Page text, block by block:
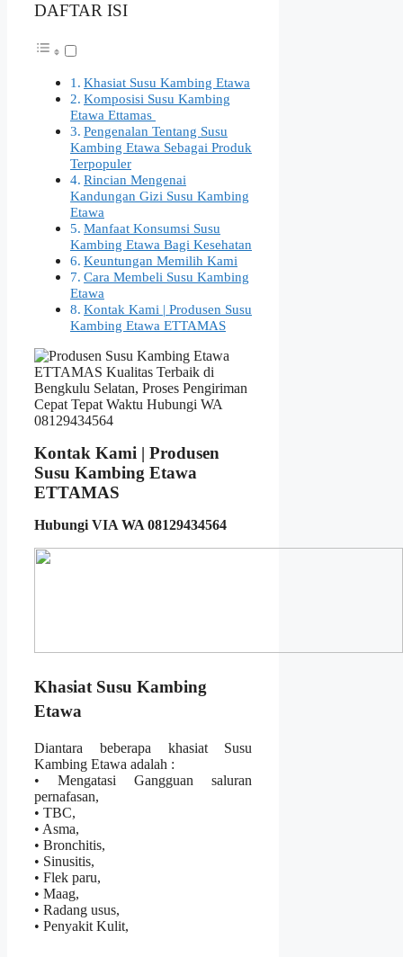
DAFTAR ISI
Khasiat Susu Kambing Etawa
Komposisi Susu Kambing
Etawa Ettamas
Pengenalan Tentang Susu
Kambing Etawa Sebagai Produk
Terpopuler
Rincian Mengenai
Kandungan Gizi Susu Kambing
Etawa
Manfaat Konsumsi Susu
Kambing Etawa Bagi Kesehatan
Keuntungan Memilih Kami
Cara Membeli Susu Kambing
Etawa
Kontak Kami | Produsen Susu
Kambing Etawa ETTAMAS
Kontak Kami | Produsen
Susu Kambing Etawa
ETTAMAS
Hubungi VIA WA 08129434564
Khasiat Susu Kambing
Etawa
Diantara beberapa khasiat Susu
Kambing Etawa adalah :
• Mengatasi Gangguan saluran
pernafasan,
• TBC,
• Asma,
• Bronchitis,
• Sinusitis,
• Flek paru,
• Maag,
• Radang usus,
• Penyakit Kulit,